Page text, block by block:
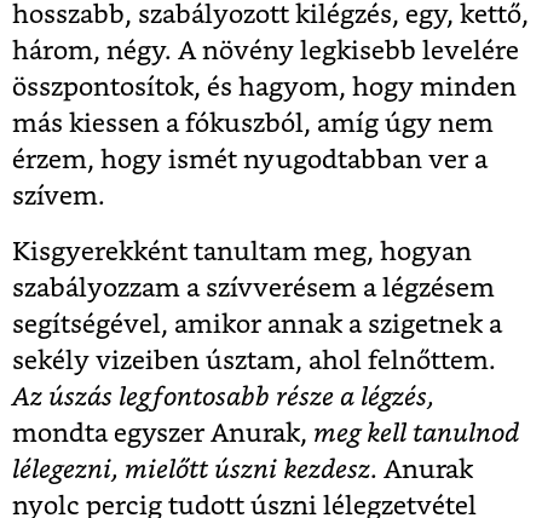
hosszabb, szabályozott kilégzés, egy, kettő,
három, négy. A növény legkisebb levelére
összpontosítok, és hagyom, hogy minden
más kiessen a fókuszból, amíg úgy nem
érzem, hogy ismét nyugodtabban ver a
szívem.
Kisgyerekként tanultam meg, hogyan
szabályozzam a szívverésem a légzésem
segítségével, amikor annak a szigetnek a
sekély vizeiben úsztam, ahol felnőttem.
Az úszás legfontosabb része a légzés,
mondta egyszer Anurak, meg kell tanulnod
lélegezni, mi­előtt úszni kezdesz. Anurak
nyolc percig tudott úszni lélegzetvétel